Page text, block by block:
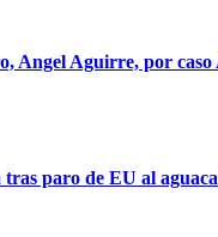
Angel Aguirre, por caso
paro de EU al